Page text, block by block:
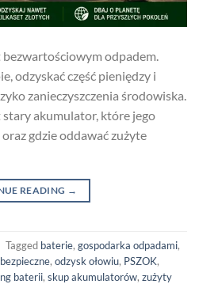
odpadem.
odzyskać część pieniędzy i
zanieczyszczenia środowiska.
stary akumulator, które jego
gdzie oddawać zużyte
READING →
Tagged baterie, gospodarka odpadami,
, odzysk ołowiu, PSZOK,
baterii, skup akumulatorów, zużyty